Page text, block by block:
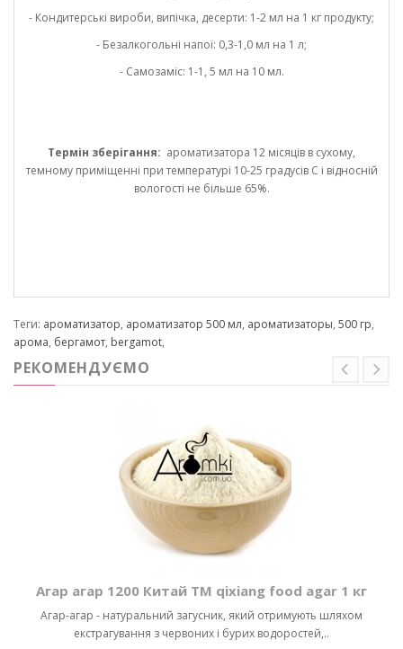
- Кондитерські вироби, випічка, десерти: 1-2 мл на 1 кг продукту;
- Безалкогольні напої: 0,3-1,0 мл на 1 л;
- Самозаміс: 1-1, 5 мл на 10 мл.
Термін зберігання: ароматизатора 12 місяців в сухому,
темному приміщенні при температурі 10-25 градусів С і відносній
вологості не більше 65%.
Теги: ароматизатор, ароматизатор 500 мл, ароматизаторы, 500 гр,
арома, бергамот, bergamot,
РЕКОМЕНДУЄМО
Агар агар 1200 Китай ТМ qixiang food agar 1 кг
Агар-агар - натуральний загусник, який отримують шляхом
екстрагування з червоних і бурих водоростей,..